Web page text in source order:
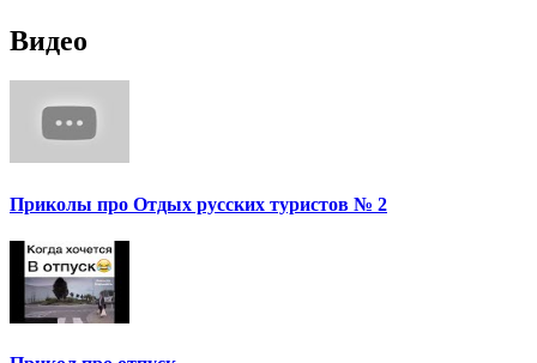
Видео
Приколы про Отдых русских туристов № 2